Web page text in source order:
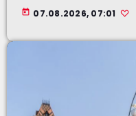
today 07.08.2026, 07:01